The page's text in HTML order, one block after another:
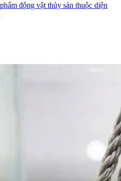
động vật thủy sản thuộc diện